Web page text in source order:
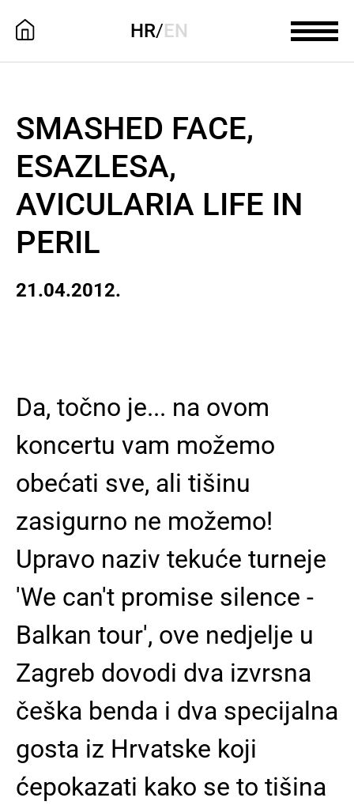
HR/EN
SMASHED FACE,
ESAZLESA,
AVICULARIA LIFE IN
PERIL
21.04.2012.
Da, točno je... na ovom
koncertu vam možemo
obećati sve, ali tišinu
zasigurno ne možemo!
Upravo naziv tekuće turneje
'We can't promise silence -
Balkan tour', ove nedjelje u
Zagreb dovodi dva izvrsna
češka benda i dva specijalna
gosta iz Hrvatske koji
ćepokazati kako se to tišina